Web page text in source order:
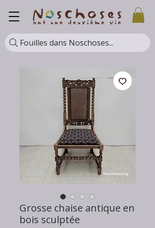
Fouilles dans Noschoses...
Grosse chaise antique en
bois sculptée